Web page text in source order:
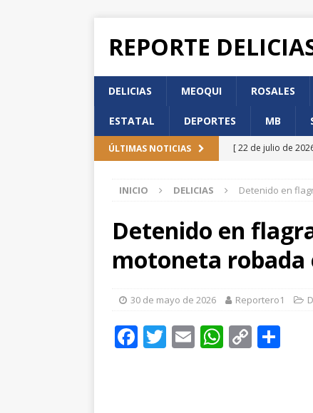
REPORTE
DELICIAS MEOQUI ROSALES
ESTATAL DEPORTES MB
ÚLTIMAS NOTICIAS [ 22 de julio de
[ 22 de julio de
DELICIAS
[ 22 de julio de
DELICIAS
[ 22 de julio de
INICIO DELICIAS Detenido en
Detenido en
motoneta robada
30 de mayo de 2026 Reportero1
F T E W C